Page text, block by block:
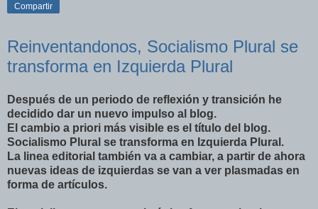
Compartir
Reinventandonos, Socialismo Plural se
transforma en Izquierda Plural
Después de un periodo de reflexión y transición he
decidido dar un nuevo impulso al blog.
El cambio a priori más visible es el título del blog.
Socialismo Plural se transforma en Izquierda Plural.
La linea editorial también va a cambiar, a partir de ahora
nuevas ideas de izquierdas se van a ver plasmadas en
forma de artículos.